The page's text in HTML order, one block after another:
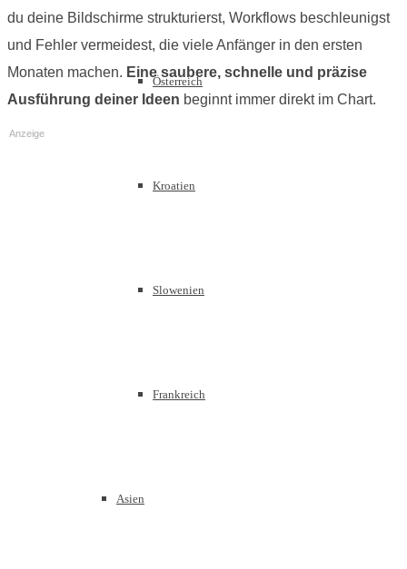
Österreich
Kroatien
Slowenien
Frankreich
Asien
du deine Bildschirme strukturierst, Workflows beschleunigst
und Fehler vermeidest, die viele Anfänger in den ersten
Monaten machen. Eine saubere, schnelle und präzise
Ausführung deiner Ideen beginnt immer direkt im Chart.
Anzeige